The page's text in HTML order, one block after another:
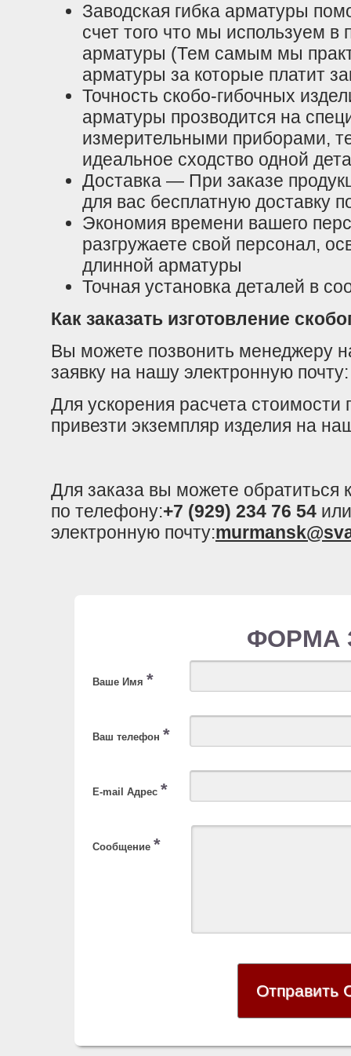
Заводская гибка арматуры
счет того что мы используем в
арматуры (Тем самым мы
арматуры за которые платит
Точность скобо-гибочных
арматуры прозводится на
измерительными приборами,
идеальное сходство одной
Доставка — При заказе
для вас бесплатную доставку
Экономия времени вашего
разгружаете свой персонал,
длинной арматуры
Точная установка деталей в
Как заказать изготовление
Вы можете позвонить менеджеру
заявку на нашу электронную
Для ускорения расчета
привезти экземпляр изделия на
Для заказа вы можете
по телефону:+7 (929) 234 76 54
электронную почту:
ФОРМА
Ваше Имя *
Ваш телефон *
E-mail Адрес *
Сообщение *